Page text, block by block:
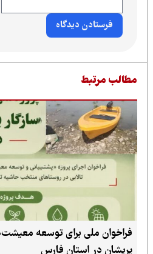
مرتبط
فراخوان ملی برای توسعه معیشت‌های
پریشان در استان فارس